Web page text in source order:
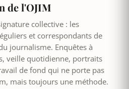
de l'OJIM
collective : les
et correspondants de
journalisme. Enquêtes à
veille quotidienne, portraits
de fond qui ne porte pas
mais toujours une méthode.